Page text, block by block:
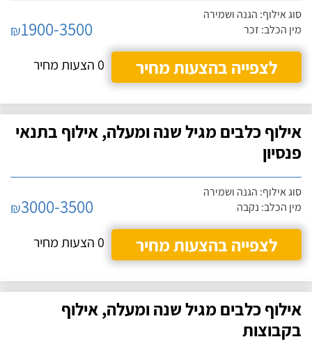
סוג אילוף: הגנה ושמירה
מין הכלב: זכר
₪1900-3500
לצפייה בהצעות מחיר
0 הצעות מחיר
אילוף כלבים מגיל שנה ומעלה, אילוף בתנאי
פנסיון
סוג אילוף: הגנה ושמירה
מין הכלב: נקבה
₪3000-3500
לצפייה בהצעות מחיר
0 הצעות מחיר
אילוף כלבים מגיל שנה ומעלה, אילוף
בקבוצות